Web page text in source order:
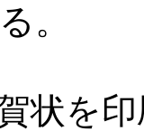
。
状を